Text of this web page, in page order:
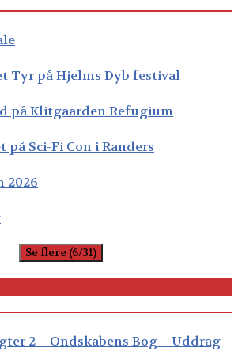
Tyr på Hjelms Dyb festival
på Klitgaarden Refugium
Sci-Fi Con i Randers
2026
Se flere (6/31)
2 – Ondskabens Bog – Uddrag